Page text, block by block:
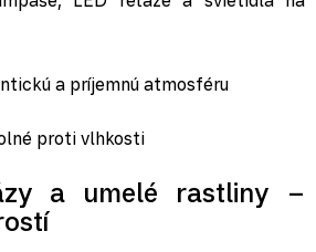
a príjemnú atmosféru
proti vlhkosti
a umelé rastliny –